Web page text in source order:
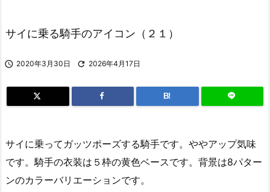
サイに乗る騎手のアイコン（２１）
 2020年3月30日  2026年4月17日
B!
サイに乗ってガッツポーズする騎手です。ややアップ気味
です。騎手の衣装は５枠の黄色ベースです。背景は8パター
ンのカラーバリエーションです。